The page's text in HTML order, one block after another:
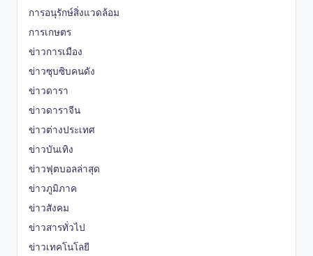
การอนุรักษ์สิ่งแวดล้อม
การเกษตร
ข่าวการเมือง
ข่าวซุบซิบคนดัง
ข่าวดารา
ข่าวดาราจีน
ข่าวต่างประเทศ
ข่าวบันเทิง
ข่าวฟุตบอลล่าสุด
ข่าวภูมิภาค
ข่าวสังคม
ข่าวสารทั่วไป
ข่าวเทคโนโลยี